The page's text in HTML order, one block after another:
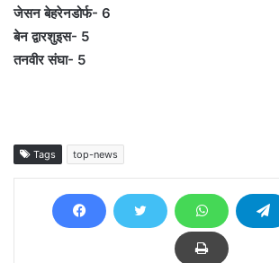
जेसन बेहरेनडोर्फ- 6
बेन द्वारशुइस- 5
तनवीर संघा- 5
Tags top-news